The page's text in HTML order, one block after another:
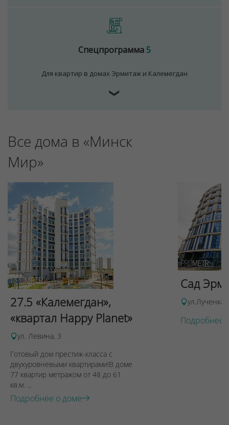
Спецпрограмма5
Для квартир в домах Эрмитаж и Калемегдан
❯
Все дома в «Минск
Мир»
27.5 «Калемегдан»,
«квартал Happy Planet»
ул. Левина, 3
Готовый дом престиж-класса с
двухуровневыми квартирами!В доме
77 квартир метражом от 48 до 61
кв.м. ...
Подробнее о доме
Сад
ул.Лученка,4
Подробнее
Принять